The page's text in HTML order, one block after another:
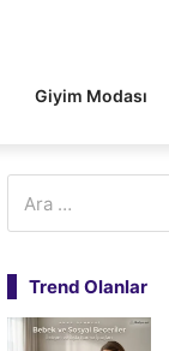
Giyim Modası
Trend Olanlar